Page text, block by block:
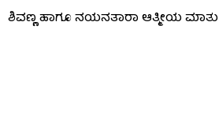
ಶಿವಣ್ಣ ಹಾಗೂ ನಯನತಾರಾ ಆತ್ಮೀಯ ಮಾತು